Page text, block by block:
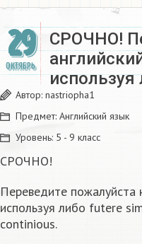
29
ОКТЯБРЬ
СРОЧНО!
Автор: nastriopha1
Предмет: Английский язык
Уровень: 5 - 9 класс
СРОЧНО!
Переведите пожалуйста
используя либо futere
continious.